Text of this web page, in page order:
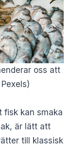
oss att
fisk kan smaka
är lätt att
till klassisk